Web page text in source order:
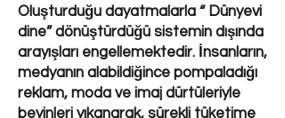
Oluşturduğu dayatmalarla “ Dünyevi
dine” dönüştürdüğü sistemin dışında
arayışları engellemektedir. İnsanların,
medyanın alabildiğince pompaladığı
reklam, moda ve imaj dürtüleriyle
beyinleri yıkanarak, sürekli tüketime